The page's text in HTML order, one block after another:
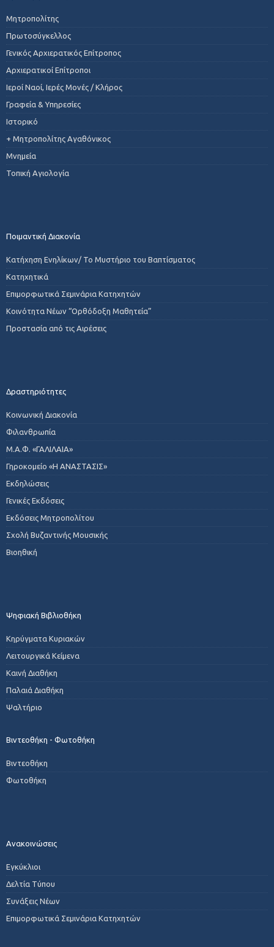
Μητροπολίτης
Πρωτοσύγκελλος
Γενικός Αρχιερατικός Επίτροπος
Αρχιερατικοί Επίτροποι
Ιεροί Ναοί, Ιερές Μονές / Κλήρος
Γραφεία & Υπηρεσίες
Ιστορικό
+ Μητροπολίτης Αγαθόνικος
Μνημεία
Τοπική Αγιολογία
Ποιμαντική Διακονία
Κατήχηση Ενηλίκων/ Το Μυστήριο του Βαπτίσματος
Κατηχητικά
Επιμορφωτικά Σεμινάρια Κατηχητών
Κοινότητα Νέων “Ορθόδοξη Μαθητεία”
Προστασία από τις Αιρέσεις
Δραστηριότητες
Κοινωνική Διακονία
Φιλανθρωπία
Μ.Α.Φ. «ΓΑΛΙΛΑΙΑ»
Γηροκομείο «Η ΑΝΑΣΤΑΣΙΣ»
Εκδηλώσεις
Γενικές Εκδόσεις
Εκδόσεις Μητροπολίτου
Σχολή Βυζαντινής Μουσικής
Βιοηθική
Ψηφιακή Βιβλιοθήκη
Κηρύγματα Κυριακών
Λειτουργικά Κείμενα
Καινή Διαθήκη
Παλαιά Διαθήκη
Ψαλτήριο
Βιντεοθήκη - Φωτοθήκη
Βιντεοθήκη
Φωτοθήκη
Ανακοινώσεις
Εγκύκλιοι
Δελτία Τύπου
Συνάξεις Νέων
Επιμορφωτικά Σεμινάρια Κατηχητών